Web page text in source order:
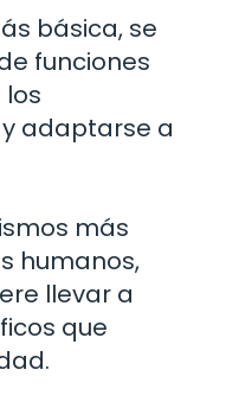
básica, se
funciones
adaptarse a
más
humanos,
llevar a
que